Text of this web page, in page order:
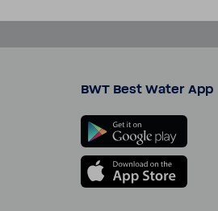
BWT Best Water App